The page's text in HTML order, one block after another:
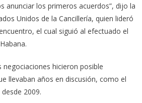
anunciar los primeros acuerdos”, dijo la
Unidos de la Cancillería, quien lideró
el cual siguió al efectuado el
negociaciones hicieron posible
llevaban años en discusión, como el
2009.